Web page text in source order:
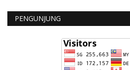
PENGUNJUNG